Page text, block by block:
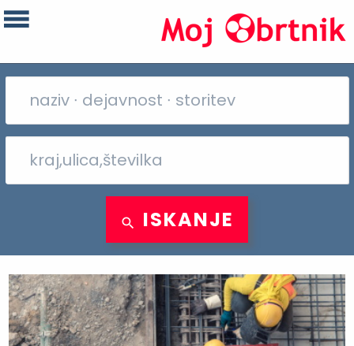
ISKANJE